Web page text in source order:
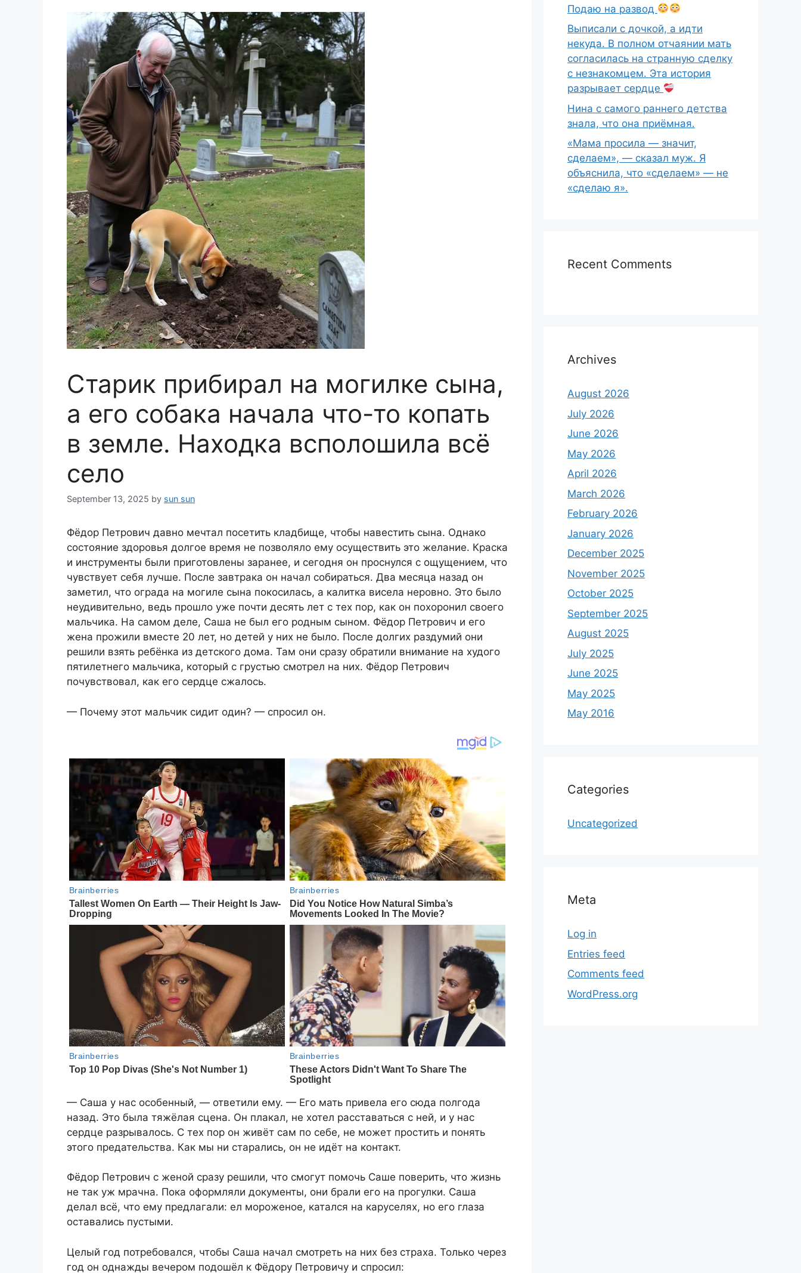
Старик прибирал на могилке сына,
а его собака начала что-то копать
в земле. Находка всполошила всё
село
September 13, 2025 by sun sun
Фёдор Петрович давно мечтал посетить кладбище, чтобы навестить сына. Однако
состояние здоровья долгое время не позволяло ему осуществить это желание. Краска
и инструменты были приготовлены заранее, и сегодня он проснулся с ощущением, что
чувствует себя лучше. После завтрака он начал собираться. Два месяца назад он
заметил, что ограда на могиле сына покосилась, а калитка висела неровно. Это было
неудивительно, ведь прошло уже почти десять лет с тех пор, как он похоронил своего
мальчика. На самом деле, Саша не был его родным сыном. Фёдор Петрович и его
жена прожили вместе 20 лет, но детей у них не было. После долгих раздумий они
решили взять ребёнка из детского дома. Там они сразу обратили внимание на худого
пятилетнего мальчика, который с грустью смотрел на них. Фёдор Петрович
почувствовал, как его сердце сжалось.
— Почему этот мальчик сидит один? — спросил он.
— Саша у нас особенный, — ответили ему. — Его мать привела его сюда полгода
назад. Это была тяжёлая сцена. Он плакал, не хотел расставаться с ней, и у нас
сердце разрывалось. С тех пор он живёт сам по себе, не может простить и понять
этого предательства. Как мы ни старались, он не идёт на контакт.
Фёдор Петрович с женой сразу решили, что смогут помочь Саше поверить, что жизнь
не так уж мрачна. Пока оформляли документы, они брали его на прогулки. Саша
делал всё, что ему предлагали: ел мороженое, катался на каруселях, но его глаза
оставались пустыми.
Целый год потребовался, чтобы Саша начал смотреть на них без страха. Только через
год он однажды вечером подошёл к Фёдору Петровичу и спросил:
Подаю на развод
Выписали с дочкой, а идти
некуда. В полном отчаянии мать
согласилась на странную сделку
с незнакомцем. Эта история
разрывает сердце
Нина с самого раннего детства
знала, что она приёмная.
«Мама просила — значит,
сделаем», — сказал муж. Я
объяснила, что «сделаем» — не
«сделаю я».
Recent Comments
Archives
August 2026
July 2026
June 2026
May 2026
April 2026
March 2026
February 2026
January 2026
December 2025
November 2025
October 2025
September 2025
August 2025
July 2025
June 2025
May 2025
May 2016
Categories
Uncategorized
Meta
Log in
Entries feed
Comments feed
WordPress.org